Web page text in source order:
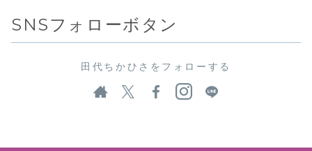
SNSフォローボタン
田代ちかひさをフォローする